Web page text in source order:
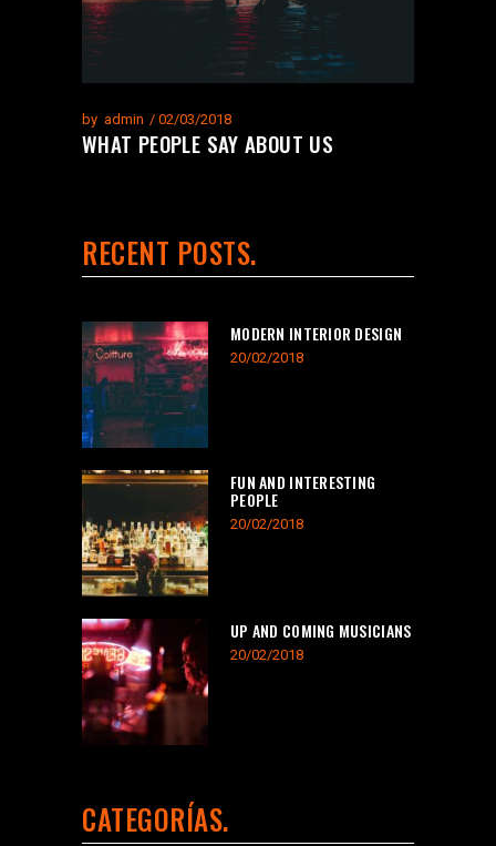
by admin 02/03/2018
WHAT PEOPLE SAY ABOUT US
RECENT POSTS
MODERN INTERIOR DESIGN
20/02/2018
FUN AND INTERESTING
PEOPLE
20/02/2018
UP AND COMING MUSICIANS
20/02/2018
CATEGORÍAS